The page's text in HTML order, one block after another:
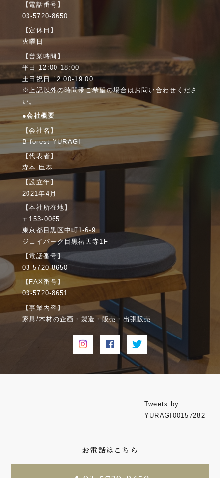
【電話番号】
03-5720-8650
【定休日】
火曜日
【営業時間】
平日 12:00-18:00
土日祝日 12:00-19:00
※上記以外の時間帯ご希望の場合はお問い合わせくださ
い。
●会社概要
【会社名】
B-forest YURAGI
【代表者】
森本 臣泰
【設立年】
2021年4月
【本社所在地】
〒153-0065
東京都目黒区中町1-6-9
ジェイパーク目黒祐天寺1F
【電話番号】
03-5720-8650
【FAX番号】
03-5720-8651
【事業内容】
家具/木材の企画・製造・販売・出張販売
Tweets by
YURAGI00157282
お電話はこちら